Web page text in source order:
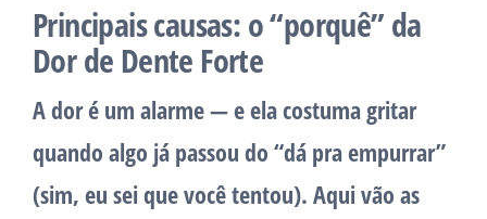
Principais causas: o “porquê” da
Dor de Dente Forte
A dor é um alarme — e ela costuma gritar
quando algo já passou do “dá pra empurrar”
(sim, eu sei que você tentou). Aqui vão as